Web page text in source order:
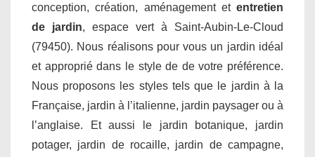
conception, création, aménagement et entretien
de jardin, espace vert à Saint-Aubin-Le-Cloud
(79450). Nous réalisons pour vous un jardin idéal
et approprié dans le style de de votre préférence.
Nous proposons les styles tels que le jardin à la
Française, jardin à l’italienne, jardin paysager ou à
l’anglaise. Et aussi le jardin botanique, jardin
potager, jardin de rocaille, jardin de campagne,